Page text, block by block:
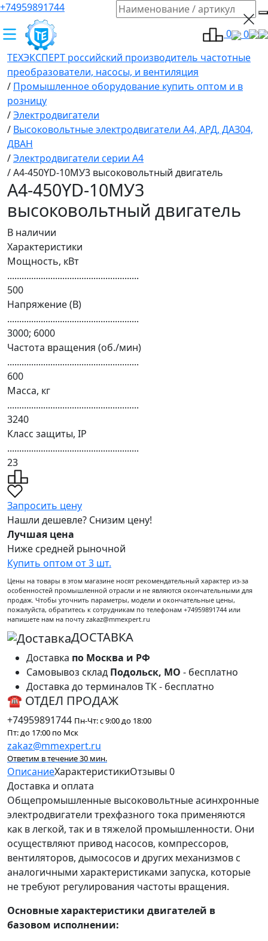
+74959891744
0
0
ТЕХЭКСПЕРТ российский производитель частотные
преобразователи, насосы, и вентиляция
/ Промышленное оборудование купить оптом и в
розницу
/Электродвигатели
/ Высоковольтные электродвигатели A4, АРД, ДАЗ04,
ДВАН
/Электродвигатели серии А4
/А4-450YD-10МУ3 высоковольтный двигатель
А4-450YD-10МУ3
высоковольтный двигатель
В наличии
Характеристики
Мощность, кВт
.......................................................
500
Напряжение (В)
.......................................................
3000; 6000
Частота вращения (об./мин)
.......................................................
600
Масса, кг
.......................................................
3240
Класс защиты, IP
.......................................................
23
Запросить цену
Нашли дешевле? Снизим цену!
Лучшая цена
Ниже средней рыночной
Купить оптом от 3 шт.
Цены на товары в этом магазине носят рекомендательный характер из-за
особенностей промышленной отрасли и не являются окончательными для
продаж. Чтобы уточнить параметры, модели и окончательные цены,
пожалуйста, обратитесь к сотрудникам по телефонам +74959891744 или
напишете нам на почту zakaz@mmexpert.ru
ДОСТАВКА
Доставка по Москва и РФ
Самовывоз склад Подольск, МО - бесплатно
Доставка до терминалов ТК - бесплатно
☎ ОТДЕЛ ПРОДАЖ
+74959891744 Пн-Чт: с 9:00 до 18:00
Пт: до 17:00 по Мск
zakaz@mmexpert.ru
Ответим в течение 30 мин.
ОписаниеХарактеристикиОтзывы 0
Доставка и оплата
Общепромышленные высоковольтные асинхронные
электродвигатели трехфазного тока применяются
как в легкой, так и в тяжелой промышленности. Они
осуществляют привод насосов, компрессоров,
вентиляторов, дымососов и других механизмов с
аналогичными характеристиками запуска, которые
не требуют регулирования частоты вращения.
Основные характеристики двигателей в
базовом исполнении: